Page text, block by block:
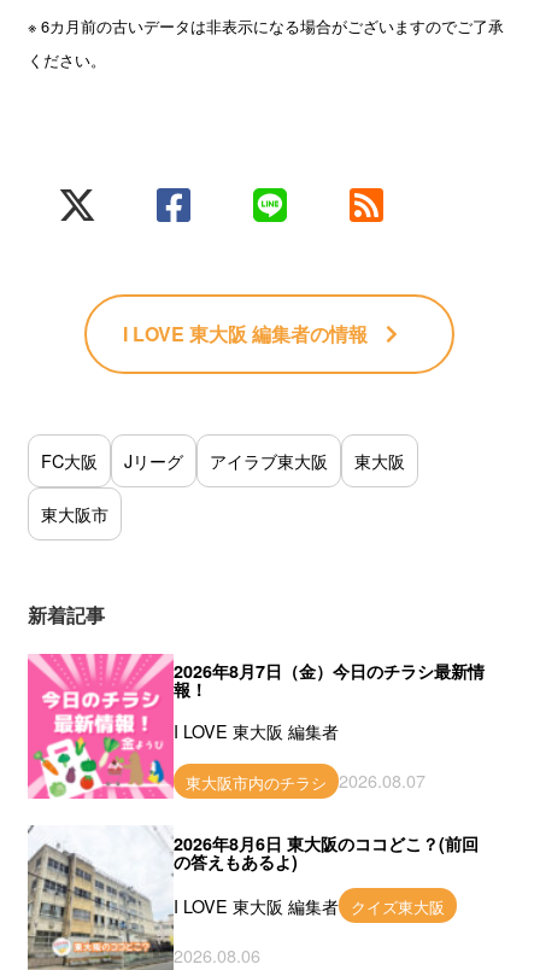
※ 6カ月前の古いデータは非表示になる場合がございますのでご了承
ください。
I LOVE 東大阪 編集者の情報
FC大阪 Jリーグ アイラブ東大阪 東大阪
東大阪市
新着記事
2026年8月7日（金）今日のチラシ最新情
報！
I LOVE 東大阪 編集者
東大阪市内のチラシ 2026.08.07
2026年8月6日 東大阪のココどこ？(前回
の答えもあるよ)
I LOVE 東大阪 編集者 クイズ東大阪
2026.08.06